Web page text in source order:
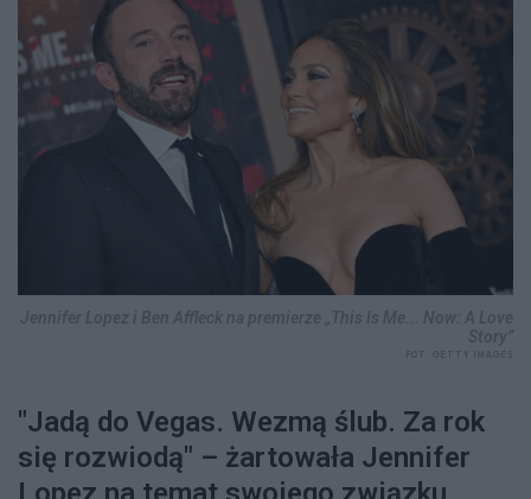
"Jadą do Vegas. Wezmą ślub. Za rok
się rozwiodą" – żartowała Jennifer